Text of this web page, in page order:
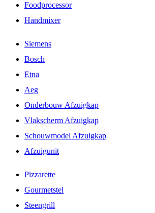
Foodprocessor
Handmixer
Siemens
Bosch
Etna
Aeg
Onderbouw Afzuigkap
Vlakscherm Afzuigkap
Schouwmodel Afzuigkap
Afzuigunit
Pizzarette
Gourmetstel
Steengrill